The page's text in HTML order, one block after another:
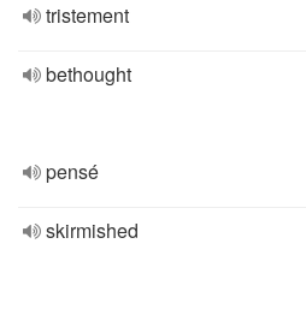
tristement
bethought
pensé
skirmished